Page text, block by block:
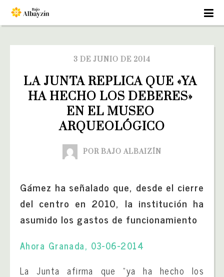
3 DE JUNIO DE 2014
LA JUNTA REPLICA QUE «YA
HA HECHO LOS DEBERES»
EN EL MUSEO
ARQUEOLÓGICO
POR BAJO ALBAIZÍN
Gámez ha señalado que, desde el cierre
del centro en 2010, la institución ha
asumido los gastos de funcionamiento
Ahora Granada, 03-06-2014
La Junta afirma que “ya ha hecho los